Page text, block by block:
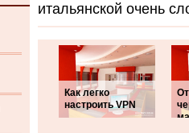
итальянской очень
Как легко
настроить VPN